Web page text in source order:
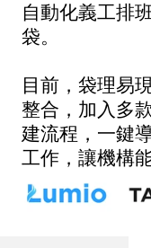
自動化義工排
袋。
目前，袋理易
整合，加入多
建流程，一鍵
工作，讓機構